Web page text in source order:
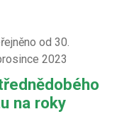
od 30.
2023
na roky